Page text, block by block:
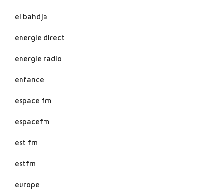
el bahdja
energie direct
energie radio
enfance
espace fm
espacefm
est fm
estfm
europe